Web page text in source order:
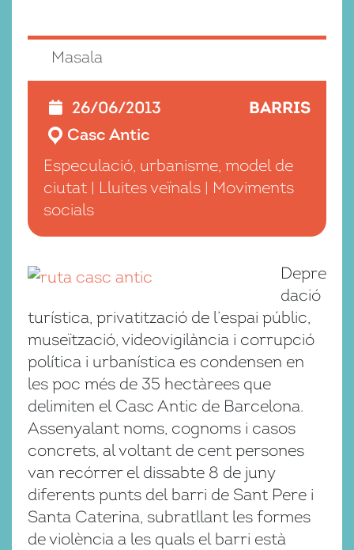
Masala
26/06/2013 BARRIS
Casc Antic
Especulació, urbanisme, model de
ciutat | Lluites veïnals | Moviments
socials
Depre
dació
turística, privatització de l’espai públic,
museïtzació, videovigilància i corrupció
política i urbanística es condensen en
les poc més de 35 hectàrees que
delimiten el Casc Antic de Barcelona.
Assenyalant noms, cognoms i casos
concrets, al voltant de cent persones
van recórrer el dissabte 8 de juny
diferents punts del barri de Sant Pere i
Santa Caterina, subratllant les formes
de violència a les quals el barri està